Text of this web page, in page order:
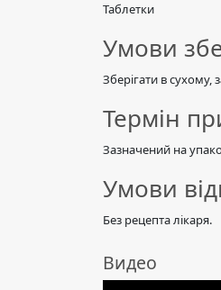
Таблетки
Умови
Зберігати в сухому,
Термін
Зазначений на
Умови
Без рецепта лікаря.
Видео